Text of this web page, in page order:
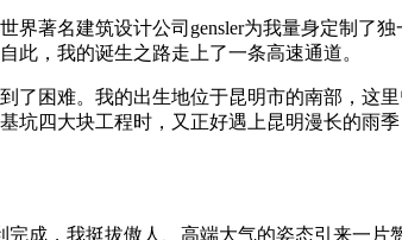
界著名建筑设计公司gensler为我量身定制
此，我的诞生之路走上了一条高速通道。
了困难。我的出生地位于昆明市的南部，这
坑四大块工程时，又正好遇上昆明漫长的雨
完成，我挺拔傲人、高端大气的姿态引来一片